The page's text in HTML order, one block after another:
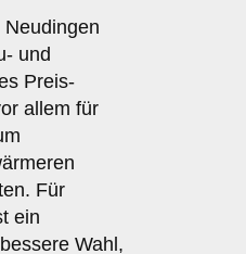
und
Preis-
allem für
Für
ein
Wahl,